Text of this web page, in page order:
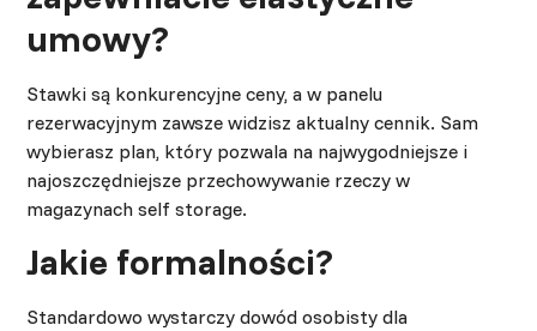
umowy?
Stawki są konkurencyjne ceny, a w panelu
rezerwacyjnym zawsze widzisz aktualny cennik. Sam
wybierasz plan, który pozwala na najwygodniejsze i
najoszczędniejsze przechowywanie rzeczy w
magazynach self storage.
Jakie formalności?
Standardowo wystarczy dowód osobisty dla